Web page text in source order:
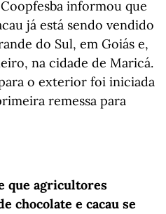
informou que
já está sendo vendido
do Sul, em Goiás e,
na cidade de Maricá.
o exterior foi iniciada
remessa para
que agricultores
chocolate e cacau se